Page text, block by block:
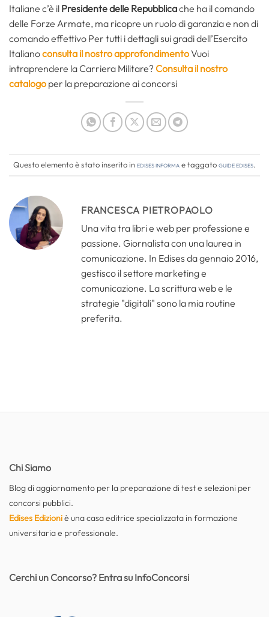
Italiane c’è il Presidente delle Repubblicache ha il comando
delle Forze Armate, ma ricopre un ruolo di garanzia e non di
comando effettivo Per tutti i dettagli sui gradi dell’Esercito
Italianoconsulta il nostro approfondimentoVuoi
intraprendere la Carriera Militare?Consulta il nostro
catalogo per la preparazione ai concorsi
Questo elemento è stato inserito inEdises informae taggatoguide edises.
FRANCESCA PIETROPAOLO
Una vita tra libri e web per professione e
passione. Giornalista con una laurea in
comunicazione. In Edises da gennaio 2016,
gestisco il settore marketing e
comunicazione. La scrittura web e le
strategie "digitali" sono la mia routine
preferita.
Chi Siamo
Blog di aggiornamento per la preparazione di test e selezioni per
concorsi pubblici.
Edises Edizioniè una casa editrice specializzata in formazione
universitaria e professionale.
Cerchi un Concorso? Entra su InfoConcorsi